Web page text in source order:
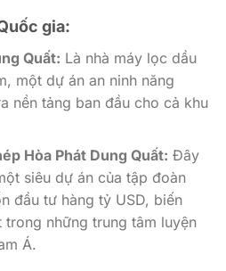
gia:
Quất: Là nhà máy lọc dầu
một dự án an ninh năng
nền tảng ban đầu cho cả khu
Hòa Phát Dung Quất: Đây
siêu dự án của tập đoàn
đầu tư hàng tỷ USD, biến
trong những trung tâm luyện
Á.